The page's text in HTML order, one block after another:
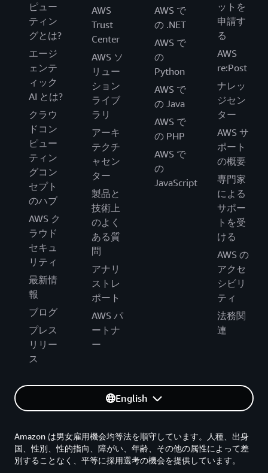
ピュー
ティン
グとは?
エージ
ェンテ
ィック
AI とは?
クラウ
ドコン
ピュー
ティン
グコン
セプト
のハブ
AWS ク
ラウド
セキュ
リティ
最新情
報
ブログ
プレス
リリー
ス
AWS
Trust
Center
AWS ソ
リュー
ション
ライブ
ラリ
アーキ
テクチ
ャセン
ター
製品と
技術上
のよく
ある質
問
アナリ
ストレ
ポート
AWS パ
ートナ
ー
AWS で
の .NET
AWS で
の
Python
AWS で
の Java
AWS で
の PHP
AWS で
の
JavaScript
ットを
申請す
る
AWS
re:Post
ナレッ
ジセン
ター
AWS サ
ポート
の概要
専門家
による
サポー
トを受
ける
AWS の
アクセ
シビリ
ティ
法務関
連
English
Amazon は男女雇用機会均等法を順守しています。人種、出身
国、性別、性的指向、障がい、年齢、その他の属性によって差
別することなく、平等に採用選考の機会を提供しています。